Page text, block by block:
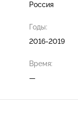
Россия
Годы:
2016-2019
Время:
—